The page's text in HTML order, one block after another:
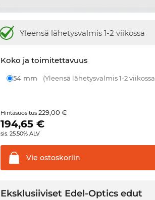
Yleensä lähetysvalmis1-2 viikossa
Koko ja toimitettavuus
54 mm (Yleensä lähetysvalmis 1-2
Hintasuositus229,00 €
194,65 €
sis. 25.50% ALV
Vie ostoskoriin
Eksklusiiviset Edel-Optics edut